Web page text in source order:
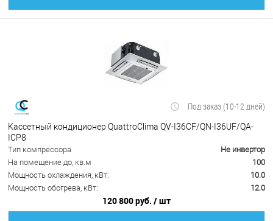
Под заказ (10-12 дней)
Кассетный кондиционер QuattroClima QV-I36CF/QN-I36UF/QA-
ICP8
Тип компрессора
Не инвертор
На помещение до, кв.м
100
Мощность охлаждения, кВт:
10.0
Мощность обогрева, кВт:
12.0
120 800 руб. / шт